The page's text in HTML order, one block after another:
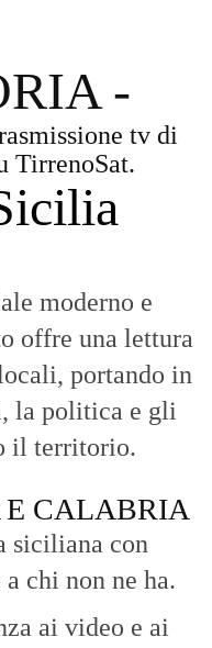
-
tv di
TirrenoSat.
moderno e
offre una lettura
portando in
la politica e gli
il territorio.
CALABRIA
siciliana con
chi non ne ha.
ai video e ai